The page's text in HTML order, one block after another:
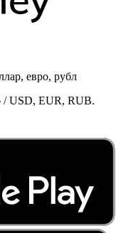
евро, рубл
/ USD, EUR, RUB.